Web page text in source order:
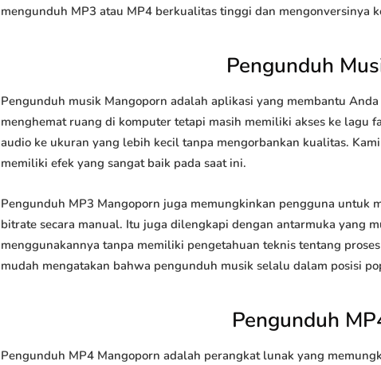
mengunduh MP3 atau MP4 berkualitas tinggi dan mengonversinya
Pengunduh
Pengunduh musik Mangoporn adalah aplikasi yang membantu
menghemat ruang di komputer tetapi masih memiliki akses ke lagu
audio ke ukuran yang lebih kecil tanpa mengorbankan kualitas.
memiliki efek yang sangat baik pada saat ini.
Pengunduh MP3 Mangoporn juga memungkinkan pengguna untuk
bitrate secara manual. Itu juga dilengkapi dengan antarmuka yang
menggunakannya tanpa memiliki pengetahuan teknis tentang
mudah mengatakan bahwa pengunduh musik selalu dalam posisi
Pengunduh
Pengunduh MP4 Mangoporn adalah perangkat lunak yang